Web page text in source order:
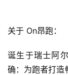
关于 On昂跑：
诞生于瑞士阿
确：为跑者打造